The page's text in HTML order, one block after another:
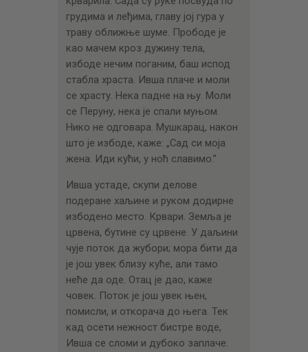
грудима и леђима, главу јој гура у
траву оближње шуме. Прободе је
као мачем кроз дужину тела,
избоде нечим поганим, баш испод
стабла храста. Ивша плаче и моли
се храсту. Нека падне на њу. Моли
се Перуну, нека је спали муњом.
Нико не одговара. Мушкарац, након
што је избоде, каже: „Сад си моја
жена. Иди кући, у ноћ славимо.”
Ивша устаде, скупи делове
подеране хаљине и руком додирне
избодено место. Крвари. Земља је
црвена, бутине су црвене. У даљини
чује поток да жубори; мора бити да
је још увек близу куће, али тамо
неће да оде. Отац је дао, каже
човек. Поток је још увек њен,
помисли, и откорача до њега. Тек
кад осети нежност бистре воде,
Ивша се сломи и дубоко заплаче.